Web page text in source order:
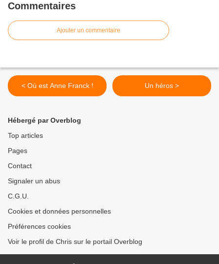
Commentaires
Ajouter un commentaire
< Où est Anne Franck ! Un héros >
Hébergé par Overblog
Top articles
Pages
Contact
Signaler un abus
C.G.U.
Cookies et données personnelles
Préférences cookies
Voir le profil de Chris sur le portail Overblog